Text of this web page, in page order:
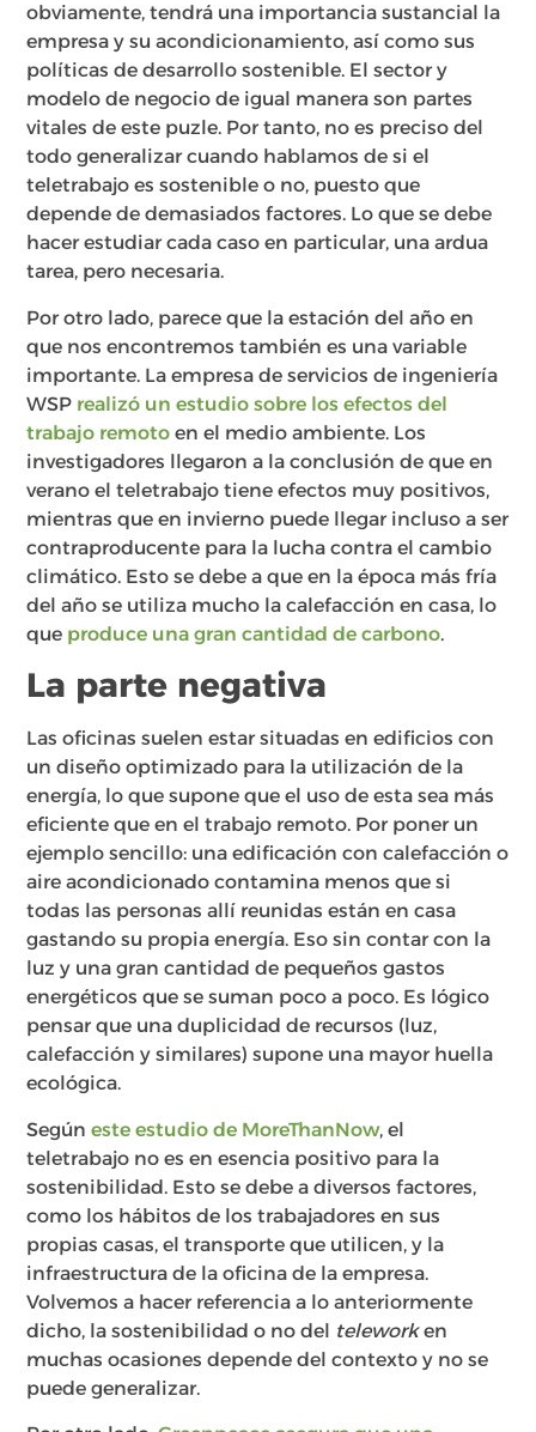
obviamente, tendrá una importancia sustancial la
empresa y su acondicionamiento, así como sus
políticas de desarrollo sostenible. El sector y
modelo de negocio de igual manera son partes
vitales de este puzle. Por tanto, no es preciso del
todo generalizar cuando hablamos de si el
teletrabajo es sostenible o no, puesto que
depende de demasiados factores. Lo que se debe
hacer estudiar cada caso en particular, una ardua
tarea, pero necesaria.
Por otro lado, parece que la estación del año en
que nos encontremos también es una variable
importante. La empresa de servicios de ingeniería
WSP realizó un estudio sobre los efectos del
trabajo remoto en el medio ambiente. Los
investigadores llegaron a la conclusión de que en
verano el teletrabajo tiene efectos muy positivos,
mientras que en invierno puede llegar incluso a ser
contraproducente para la lucha contra el cambio
climático. Esto se debe a que en la época más fría
del año se utiliza mucho la calefacción en casa, lo
que produce una gran cantidad de carbono.
La parte negativa
Las oficinas suelen estar situadas en edificios con
un diseño optimizado para la utilización de la
energía, lo que supone que el uso de esta sea más
eficiente que en el trabajo remoto. Por poner un
ejemplo sencillo: una edificación con calefacción o
aire acondicionado contamina menos que si
todas las personas allí reunidas están en casa
gastando su propia energía. Eso sin contar con la
luz y una gran cantidad de pequeños gastos
energéticos que se suman poco a poco. Es lógico
pensar que una duplicidad de recursos (luz,
calefacción y similares) supone una mayor huella
ecológica.
Segúneste estudio de MoreThanNow, el
teletrabajo no es en esencia positivo para la
sostenibilidad. Esto se debe a diversos factores,
como los hábitos de los trabajadores en sus
propias casas, el transporte que utilicen, y la
infraestructura de la oficina de la empresa.
Volvemos a hacer referencia a lo anteriormente
dicho, la sostenibilidad o no del teleworken
muchas ocasiones depende del contexto y no se
puede generalizar.